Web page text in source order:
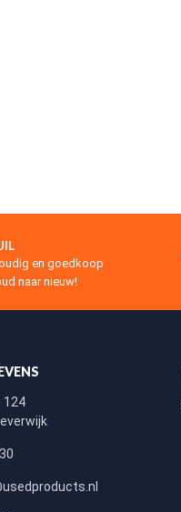
en goedkoop
naar nieuw!
124